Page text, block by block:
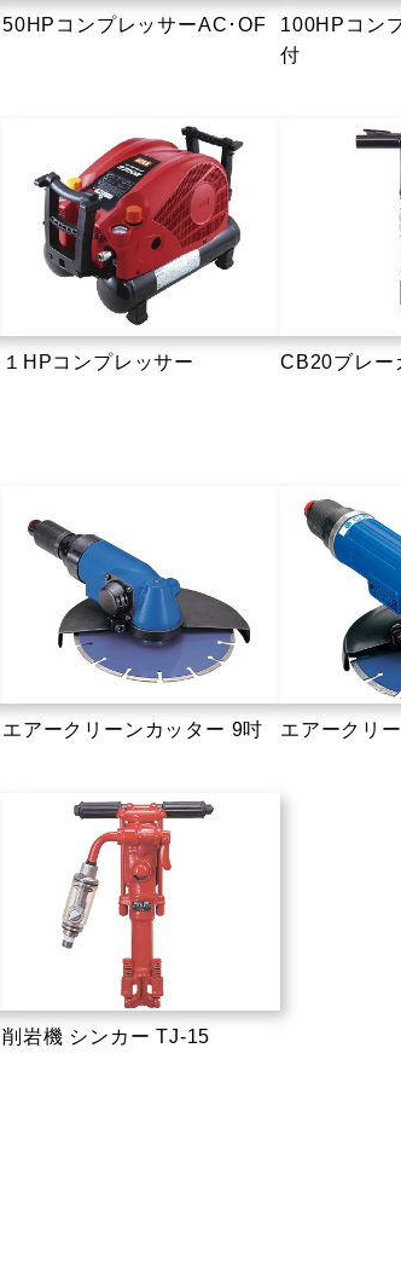
50HPコンプレッサーAC･OF
100HPコン
付
１HPコンプレッサー CB20ブレー
エアークリーンカッター 9吋 エアークリ
削岩機 シンカー TJ-15